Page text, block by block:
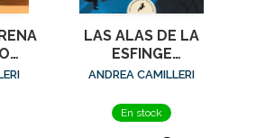
16)
LAS ALAS DE LA
ESFINGE
(COMISARIO
ANDREA CAMILLERI
En stock